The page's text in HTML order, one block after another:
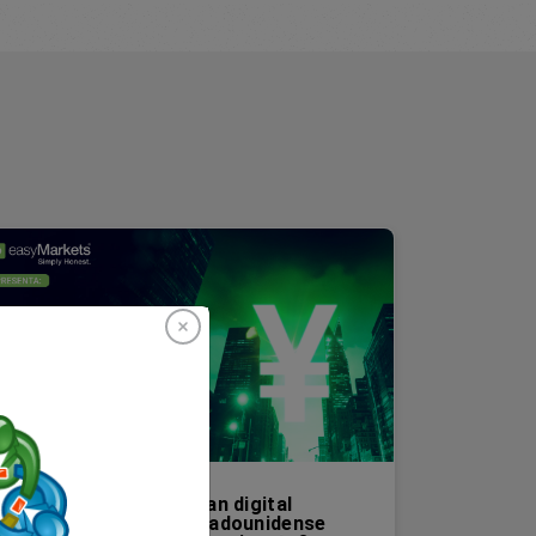
¿Qué pasaría si… el yuan digital
reemplaza al dólar estadounidense